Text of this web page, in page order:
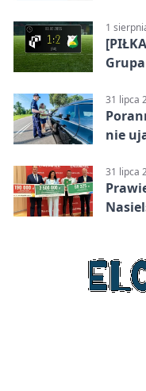
1
31 lipca
nie
31 lipca